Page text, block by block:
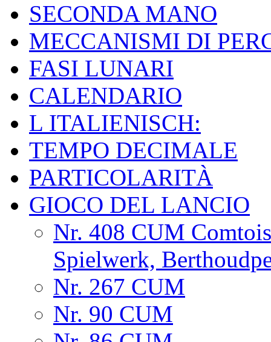
SECONDA MANO
MECCANISMI DI
FASI LUNARI
CALENDARIO
L ITALIENISCH:
TEMPO DECIMALE
PARTICOLARITÀ
GIOCO DEL LANCIO
Nr. 408 CUM
Spielwerk,
Nr. 267 CUM
Nr. 90 CUM